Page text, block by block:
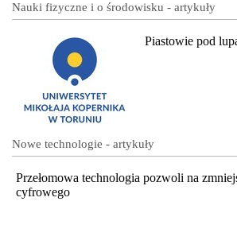
Nauki fizyczne i o środowisku - artykuły
Piastowie pod
Nowe technologie - artykuły
Przełomowa technologia pozwoli na
cyfrowego